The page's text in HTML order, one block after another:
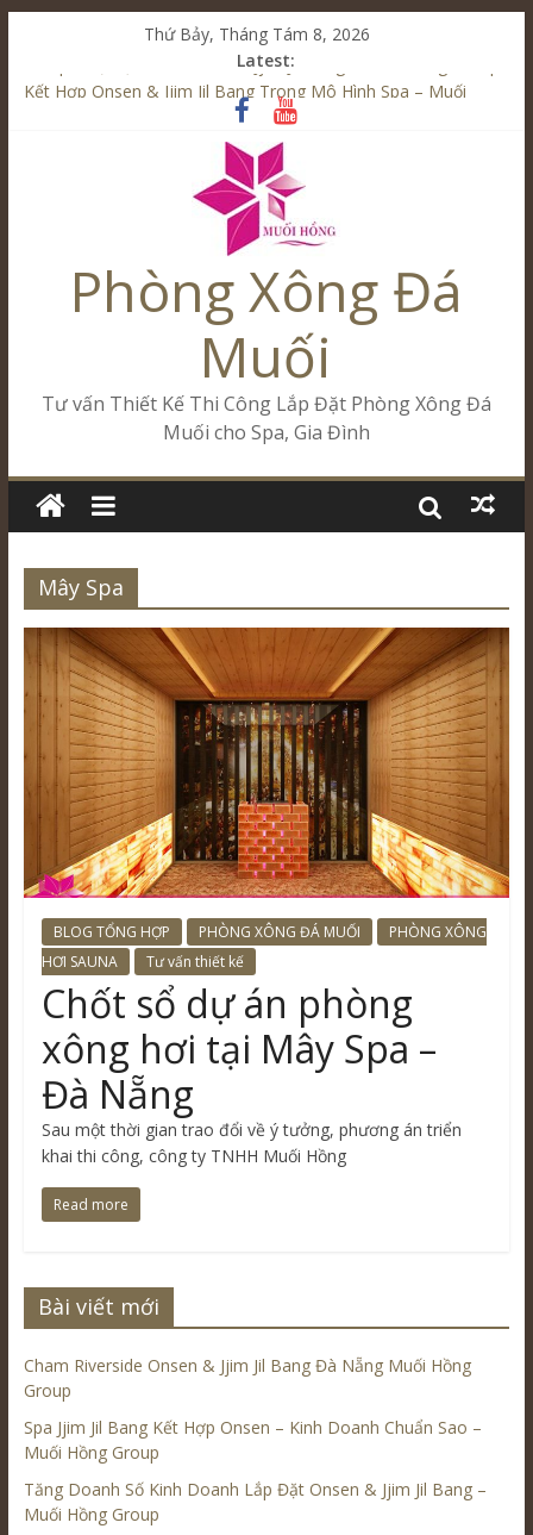
Thứ Bảy, Tháng Tám 8, 2026
Latest:
Từ Spa Trị Liệu Đến Onsen & Jjim Jil Bang – Muối Hồng Group
Kết Hợp Onsen & Jjim Jil Bang Trong Mô Hình Spa – Muối
Cham Riverside Onsen & Jjim Jil Bang Đà Nẵng Muối Hồng
Spa Jjim Jil Bang Kết Hợp Onsen – Kinh Doanh Chuẩn Sao –
Tăng Doanh Số Kinh Doanh Lắp Đặt Onsen & Jjim Jil Bang –
Muối Hồng Group
Phòng Xông Đá
Muối
Tư vấn Thiết Kế Thi Công Lắp Đặt Phòng Xông Đá
Muối cho Spa, Gia Đình
Mây Spa
BLOG TỔNG HỢP PHÒNG XÔNG ĐÁ MUỐI
PHÒNG XÔNG
HƠI SAUNA
Tư vấn thiết kế
Chốt sổ dự án phòng
xông hơi tại Mây Spa –
Đà Nẵng
Sau một thời gian trao đổi về ý tưởng, phương án triển
khai thi công, công ty TNHH Muối Hồng
Read more
Bài viết mới
Cham Riverside Onsen & Jjim Jil Bang Đà Nẵng Muối Hồng
Group
Spa Jjim Jil Bang Kết Hợp Onsen – Kinh Doanh Chuẩn Sao –
Muối Hồng Group
Tăng Doanh Số Kinh Doanh Lắp Đặt Onsen & Jjim Jil Bang –
Muối Hồng Group